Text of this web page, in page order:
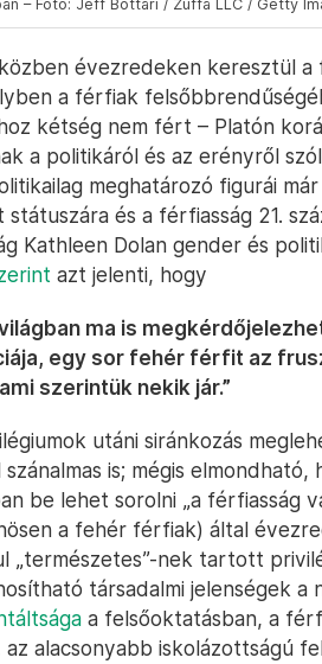
– Fotó: Jeff Bottari / Zuffa LLC / Getty
évezredeken keresztül
a férfiak
kétség nem fért – Platón
a politikáról és az erényről
meghatározó figurái
és a férfiasság 21.
Kathleen Dolan gender és
azt jelenti, hogy
világban ma is
egy sor fehér férfit az
szerintük nekik jár.”
utáni siránkozás
is; mégis
be lehet sorolni „a férfiasság
a fehér férfiak) által
„természetes”-nek tartott
társadalmi jelenségek a
a felsőoktatásban, a
az alacsonyabb iskolázottságú